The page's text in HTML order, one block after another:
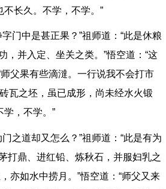
也不长久。不学，不学。”
门中是甚正果？”祖师道：“此是休粮
并入定、坐关之类。”悟空道：“这
父果有些滴澾。一行说我不会打市
瓦之坯，虽已成形，尚未经水火锻
不学，不学。”
之道却又怎么？”祖师道：“此是有为
打鼎、进红铅、炼秋石，并服妇乳之
亦如水中捞月。”悟空道：“师父又来